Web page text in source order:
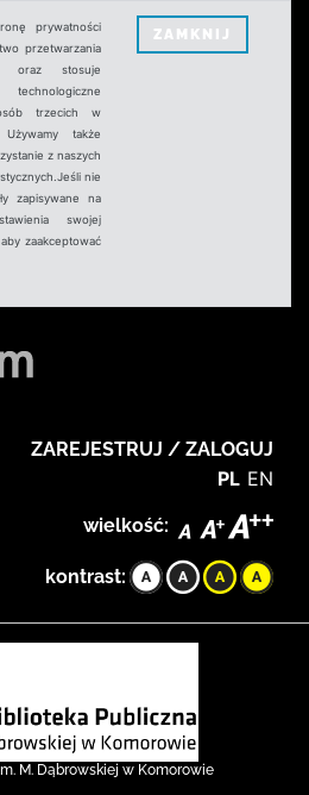
prywatności
przetwarzania
oraz stosuje
trzecich w
także
z naszych
nie
zapisywane na
swojej
zaakceptować
ZAMKNIJ
ZAREJESTRUJ / ZALOGUJ
PL EN
wielkość:
kontrast:
M. Dąbrowskiej w Komorowie